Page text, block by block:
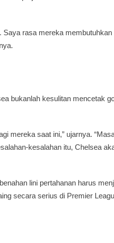
rasa mereka
bukanlah kesulitan mencetak
mereka saat ini,” ujarnya.
kesalahan itu, Chelsea
lini pertahanan harus
secara serius di Premier